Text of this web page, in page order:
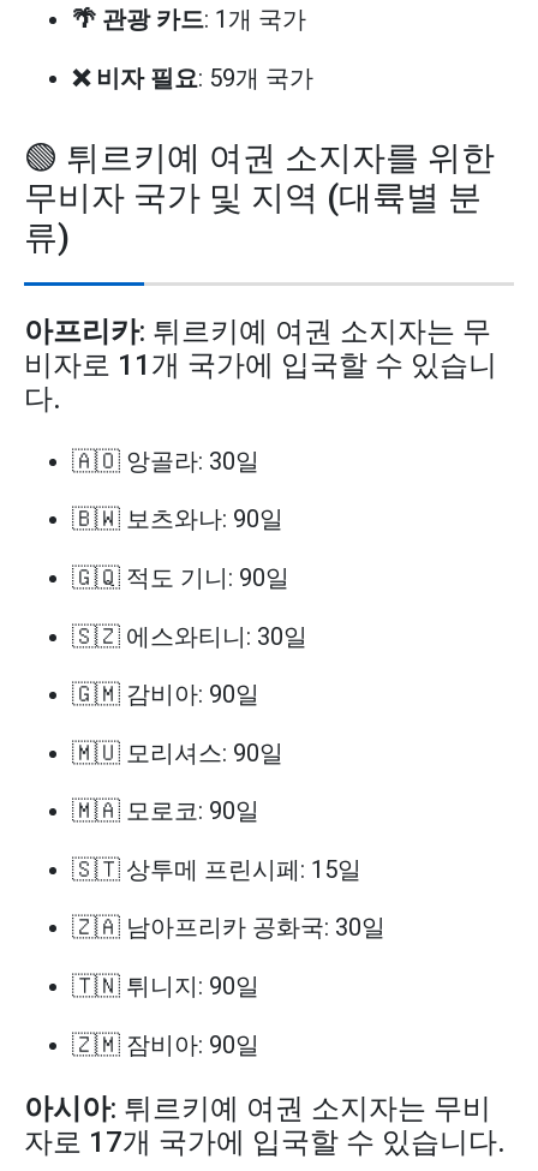
🌴 관광 카드: 1개 국가
❌ 비자 필요: 59개 국가
🟢 튀르키예 여권 소지자를 위한
무비자 국가 및 지역 (대륙별 분
류)
아프리카: 튀르키예 여권 소지자는 무
비자로 11개 국가에 입국할 수 있습니
다.
🇦🇴 앙골라: 30일
🇧🇼 보츠와나: 90일
🇬🇶 적도 기니: 90일
🇸🇿 에스와티니: 30일
🇬🇲 감비아: 90일
🇲🇺 모리셔스: 90일
🇲🇦 모로코: 90일
🇸🇹 상투메 프린시페: 15일
🇿🇦 남아프리카 공화국: 30일
🇹🇳 튀니지: 90일
🇿🇲 잠비아: 90일
아시아: 튀르키예 여권 소지자는 무비
자로 17개 국가에 입국할 수 있습니다.